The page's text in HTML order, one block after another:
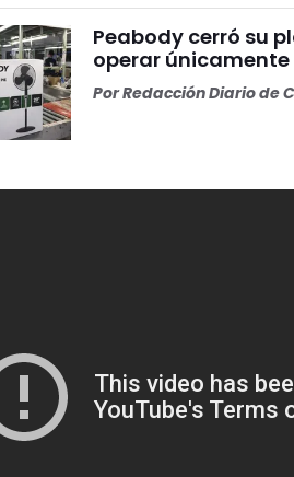
Peabody cerró su
operar
PorRedacción Diario de